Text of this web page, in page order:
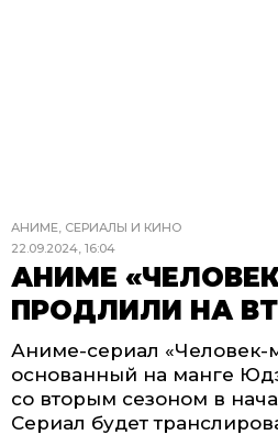
АНИМЕ, СЕРИАЛЫ И КИНО
22.09.2024, 16:04
АНИМЕ
ПРОДЛИЛИ НА
Аниме-сериал «Человек-
основанный на манге
со вторым сезоном в
Сериал будет